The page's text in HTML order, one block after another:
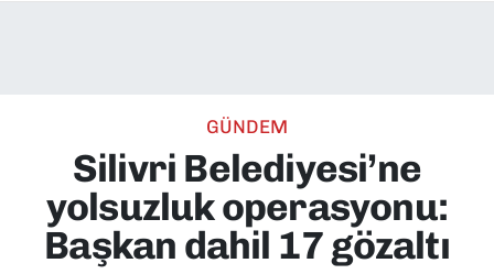
GÜNDEM
Silivri Belediyesi’ne
yolsuzluk operasyonu:
Başkan dahil 17 gözaltı
EKONOMİ
KÜLTÜR SANAT
Süper Lig Puan Durumu ve Fikstür
Tüm Manşetler
Son Dakika Haberleri